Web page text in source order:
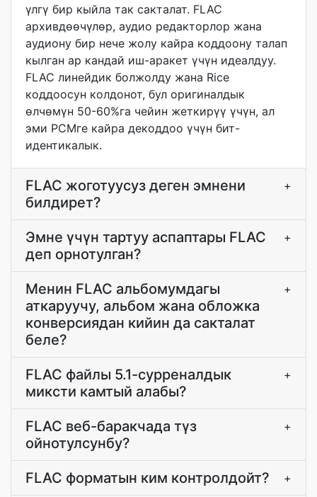
үлгү бир кыйла так сакталат. FLAC
архивдөөчүлөр, аудио редакторлор жана
аудиону бир нече жолу кайра коддоону талап
кылган ар кандай иш-аракет үчүн идеалдуу.
FLAC линейдик болжолду жана Rice
коддоосун колдонот, бул оригиналдык
өлчөмүн 50-60%га чейин жеткирүү үчүн, ал
эми PCMге кайра декоддоо үчүн бит-
идентикалык.
FLAC жоготуусуз деген эмнени
билдирет?
+
Эмне үчүн тартуу аспаптары FLAC
деп орнотулган?
+
Менин FLAC альбомумдагы
аткаруучу, альбом жана обложка
конверсиядан кийин да сакталат
беле?
+
FLAC файлы 5.1-сурреналдык
миксти камтый алабы?
+
FLAC веб-баракчада түз
ойнотулсунбу?
+
FLAC форматын ким контролдойт? +